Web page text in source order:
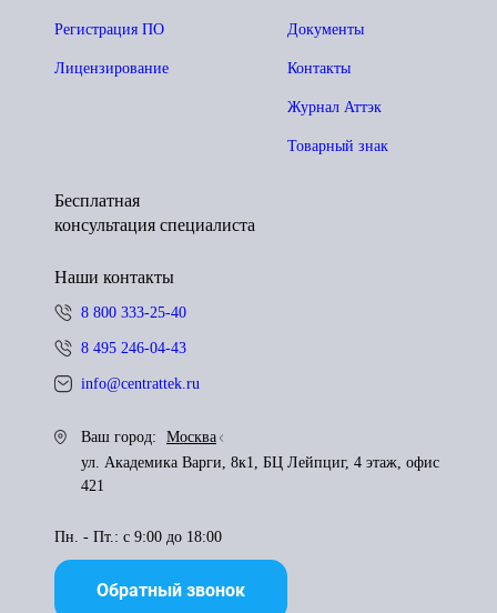
Документы
Контакты
Журнал Аттэк
Товарный знак
Регистрация ПО
Лицензирование
Бесплатная
консультация специалиста
Наши контакты
8 800 333-25-40
8 495 246-04-43
info@centrattek.ru
Ваш город:
Москва
ул. Академика Варги, 8к1, БЦ Лейпциг, 4 этаж, офис
421
Пн. - Пт.: с 9:00 до 18:00
Обратный звонок